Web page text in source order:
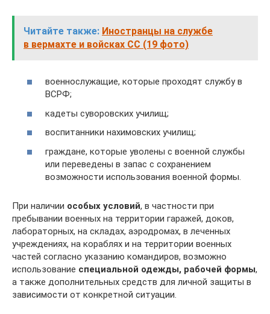
Читайте также: Иностранцы на службе
в вермахте и войсках СС (19 фото)
военнослужащие, которые проходят службу в
ВСРФ;
кадеты суворовских училищ;
воспитанники нахимовских училищ;
граждане, которые уволены с военной службы
или переведены в запас с сохранением
возможности использования военной формы.
При наличии особых условий, в частности при
пребывании военных на территории гаражей, доков,
лабораторных, на складах, аэродромах, в леченных
учреждениях, на кораблях и на территории военных
частей согласно указанию командиров, возможно
использование специальной одежды, рабочей формы,
а также дополнительных средств для личной защиты в
зависимости от конкретной ситуации.